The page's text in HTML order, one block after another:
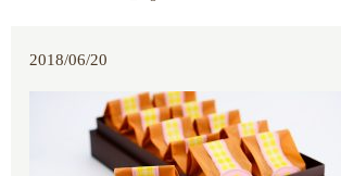
2018/06/20